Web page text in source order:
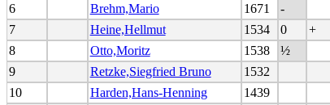
6
Brehm,Mario 1671 -
7
Heine,Hellmut 1534 0 +
8
Otto,Moritz 1538 ½
9
Retzke,Siegfried Bruno
1532
10
Harden,Hans-Henning
1439